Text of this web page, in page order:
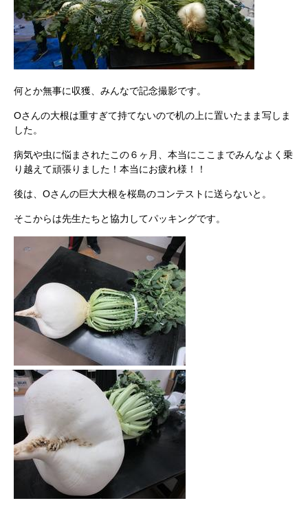
何とか無事に収獲、みんなで記念撮影です。
Oさんの大根は重すぎて持てないので机の上に置いたまま写しま
した。
病気や虫に悩まされたこの６ヶ月、本当にここまでみんなよく乗
り越えて頑張りました！本当にお疲れ様！！
後は、Oさんの巨大大根を桜島のコンテストに送らないと。
そこからは先生たちと協力してパッキングです。